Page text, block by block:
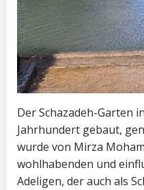
Der Schazadeh-Garten
Jahrhundert gebaut,
wurde von Mirza
wohlhabenden und
Adeligen, der auch als